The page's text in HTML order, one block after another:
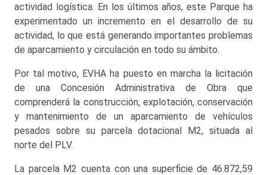
actividad logística. En los últimos años, este Parque ha
experimentado un incremento en el desarrollo de su
actividad, lo que está generando importantes problemas
de aparcamiento y circulación en todo su ámbito.
Por tal motivo, EVHA ha puesto en marcha la licitación
de una Concesión Administrativa de Obra que
comprenderá la construcción, explotación, conservación
y mantenimiento de un aparcamiento de vehículos
pesados sobre su parcela dotacional M2, situada al
norte del PLV.
La parcela M2 cuenta con una superficie de 46.872,59